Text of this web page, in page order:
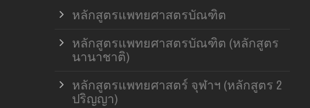
หลักสูตรแพทยศาสตรบัณฑิต
หลักสูตรแพทยศาสตรบัณฑิต (หลักสูตร
นานาชาติ)
หลักสูตรแพทยศาสตร์ จุฬาฯ (หลักสูตร 2
ปริญญา)